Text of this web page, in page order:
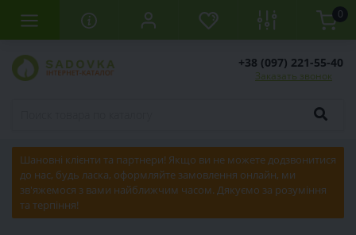
0
+38 (097) 221-55-40
Заказать звонок
Шановні клієнти та партнери! Якщо ви не можете додзвонитися
до нас, будь ласка, оформляйте замовлення онлайн, ми
зв'яжемося з вами найближчим часом. Дякуємо за розуміння
та терпіння!